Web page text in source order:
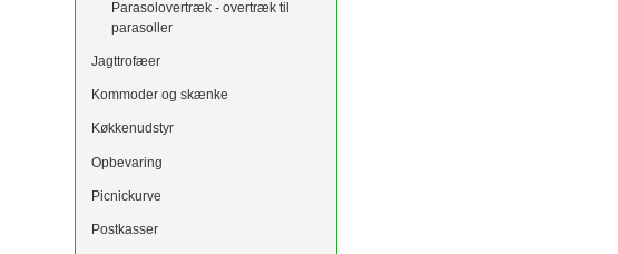
Parasolovertræk - overtræk til
parasoller
Jagttrofæer
Kommoder og skænke
Køkkenudstyr
Opbevaring
Picnickurve
Postkasser